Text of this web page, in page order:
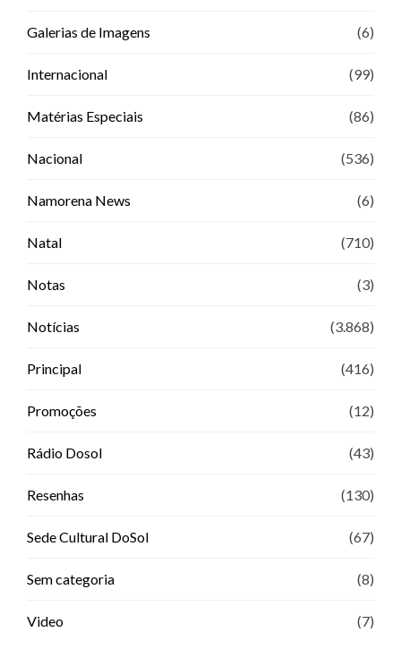
Galerias de Imagens (6)
Internacional (99)
Matérias Especiais (86)
Nacional (536)
Namorena News (6)
Natal (710)
Notas (3)
Notícias (3.868)
Principal (416)
Promoções (12)
Rádio Dosol (43)
Resenhas (130)
Sede Cultural DoSol (67)
Sem categoria (8)
Video (7)